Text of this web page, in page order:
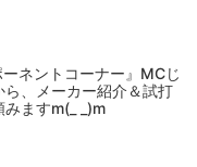
ネントコーナー』MCじ
ら、メーカー紹介＆試打
みますm(_ _)m